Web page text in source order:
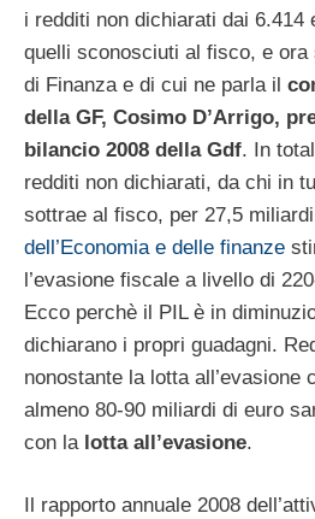
i redditi non dichiarati dai 6.414
quelli sconosciuti al fisco, e ora
di Finanza e di cui ne parla il
della GF, Cosimo D’Arrigo,
bilancio 2008 della Gdf. In
redditi non dichiarati, da chi in
sottrae al fisco, per 27,5
dell’Economia e delle finanze
l’evasione fiscale a livello di
Ecco perchè il PIL è in
dichiarano i propri guadagni.
nonostante la lotta all’evasione
almeno 80-90 miliardi di euro
con la lotta all’evasione.
Il rapporto annuale 2008